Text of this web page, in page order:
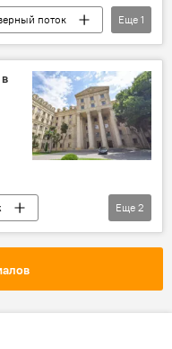
поток
Еще 1
Еще 2